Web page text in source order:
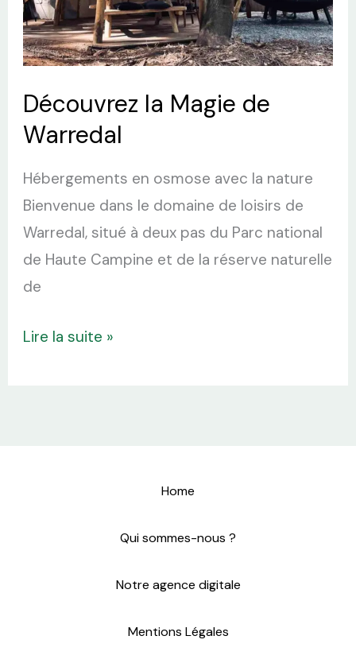
Découvrez la Magie de
Warredal
Hébergements en osmose avec la nature
Bienvenue dans le domaine de loisirs de
Warredal, situé à deux pas du Parc national
de Haute Campine et de la réserve naturelle
de
Lire la suite »
Home
Qui sommes-nous ?
Notre agence digitale
Mentions Légales